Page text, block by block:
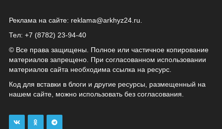
Реклама на сайте: reklama@arkhyz24.ru
Тел: +7 (8782) 23‑94‑40
© Все права защищены. Полное или частичное копирование
материалов запрещено. При согласованном использовании
материалов сайта необходима ссылка на ресурс.
Код для вставки в блоги и другие ресурсы, размещенный на
нашем сайте, можно использовать без согласования.